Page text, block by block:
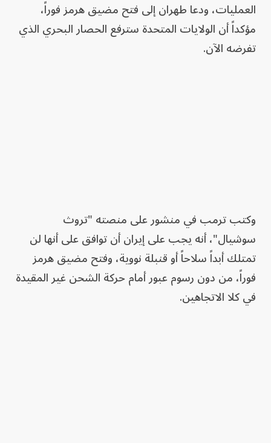
العمليات، ودعا طهران إلى فتح مضيق هرمز فوراً،
مؤكداً أن الولايات المتحدة سترفع الحصار البحري الذي
تفرضه الآن.
وكتب ترمب في منشور على منصته "تروث
سوشيال"، أنه يجب على إيران أن توافق على أنها لن
تمتلك أبداً سلاحاً أو قنبلة نووية، وفتح مضيق هرمز
فوراً، من دون رسوم عبور أمام حركة الشحن غير المقيدة
في كلا الاتجاهين.